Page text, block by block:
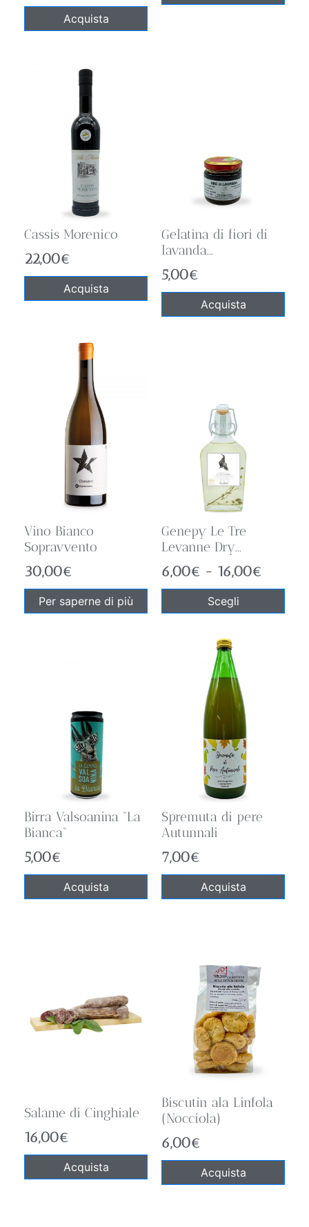
Acquista
Cassis Morenico
22,00€
Acquista
Gelatina di fiori di
lavanda...
5,00€
Acquista
Vino Bianco
Sopravvento
30,00€
Per saperne di più
Genepy Le Tre
Levanne Dry...
6,00€ - 16,00€
Scegli
Birra Valsoanina “La
Bianca”
5,00€
Acquista
Spremuta di pere
Autunnali
7,00€
Acquista
Salame di Cinghiale
16,00€
Acquista
Biscutin ala Linfola
(Nocciola)
6,00€
Acquista